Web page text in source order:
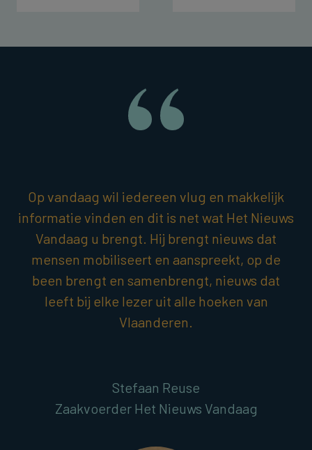
Op vandaag wil iedereen vlug en makkelijk
informatie vinden en dit is net wat Het Nieuws
Vandaag u brengt. Hij brengt nieuws dat
mensen mobiliseert en aanspreekt, op de
been brengt en samenbrengt, nieuws dat
leeft bij elke lezer uit alle hoeken van
Vlaanderen.
Stefaan Reuse
Zaakvoerder Het Nieuws Vandaag